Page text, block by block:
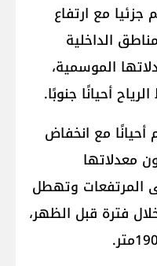
جزئيا مع ارتفاع
الداخلية
الموسمية،
أحيانًا جنوبًا.
أحيانًا مع انخفاض
معدلاتها
المرتفعات وتهطل
فترة قبل الظهر،